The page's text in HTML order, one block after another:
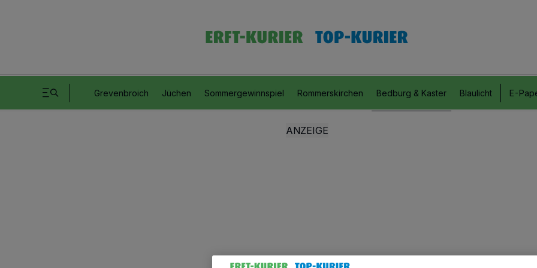
Grevenbroich Jüchen Sommergewinnspiel Rommerskirchen Bedburg & Kaster Blaulicht E-